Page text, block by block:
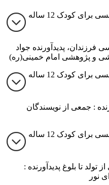
1 - سلام یه کتاب در حوزه تربیت جنسی برای کودک 12 ساله
پدیدآورنده جواد
و پژوهشی امام خمینی(ره)
2 - سلام یه کتاب در حوزه تربیت جنسی برای کودک 12 ساله
: جمعی از نویسندگان
3 - سلام یه کتاب در حوزه تربیت جنسی برای کودک 12 ساله
تا بلوغ پدیدآورنده :
نور